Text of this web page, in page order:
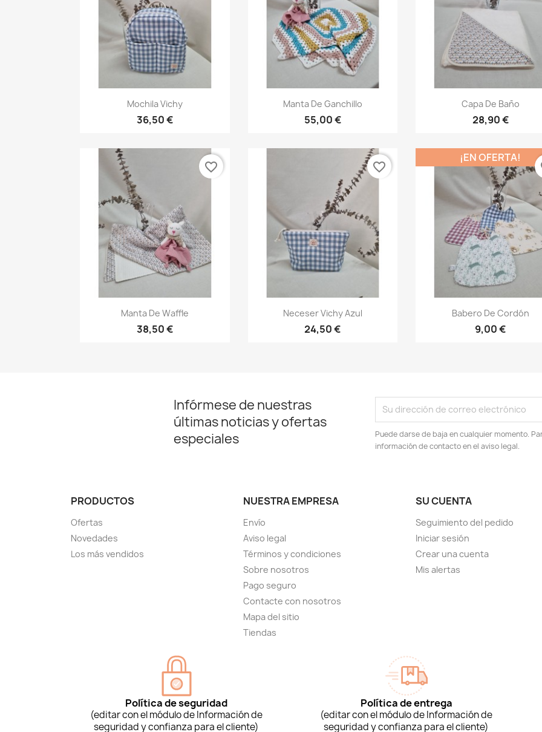
Vista rápida
Mochila Vichy
36,50 €
Vista rápida
Manta De Ganchillo
55,00 €
Vista rápida
Capa De Baño
28,90 €
Vista rápida
Manta De Waffle
38,50 €
favorite_border
Vista rápida
Neceser Vichy Azul
24,50 €
favorite_border
Vista rápida
Babero De Cordón
9,00 €
¡EN OFERTA!
Infórmese de nuestras
últimas noticias y ofertas
especiales
Puede darse de baja en cualquier momento.
información de contacto en el aviso legal.
PRODUCTOS
Ofertas
Novedades
Los más vendidos
NUESTRA EMPRESA
Envío
Aviso legal
Términos y condiciones
Sobre nosotros
Pago seguro
Contacte con nosotros
Mapa del sitio
Tiendas
SU CUENTA
Seguimiento del pedido
Iniciar sesión
Crear una cuenta
Mis alertas
Política de seguridad
(editar con el módulo de Información de
seguridad y confianza para el cliente)
Política de entrega
(editar con el módulo de Información de
seguridad y confianza para el cliente)